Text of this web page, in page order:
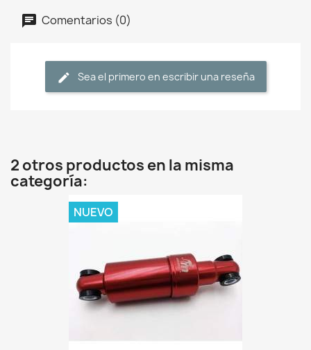
Comentarios (0)
Sea el primero en escribir una reseña
2 otros productos en la misma
categoría:
NUEVO